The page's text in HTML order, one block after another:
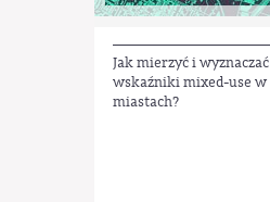
Jak mierzyć i wyznaczać
wskaźniki mixed-use w
miastach?